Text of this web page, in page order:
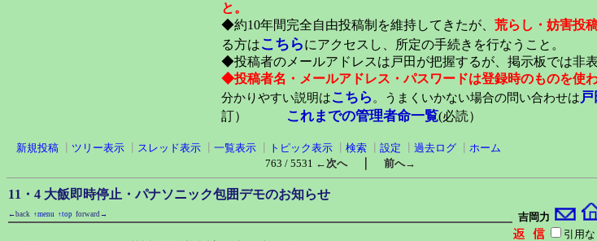
と。
◆約10年間完全自由投稿制を維持してきたが、 荒らし・妨害投
る方はこちらにアクセスし、所定の手続きを行なうこと。
◆投稿者のメールアドレスは戸田が把握するが、掲示板では非表
◆投稿者名・メールアドレス・パスワードは登録時のものを使
分かりやすい説明はこちら。うまくいかない場合の問い合わせは
訂）
これまでの管理者命一覧(必読）
新規投稿 ツリー表示 スレッド表示 一覧表示 トピック表示 検索 設定 過去ログ
ホーム
763 / 5531 ←次へ｜ 前へ→
11・4 大飯即時停止・パナソニック包囲デモのお知らせ
←back ↑menu ↑top forward→ 吉岡力
引用な